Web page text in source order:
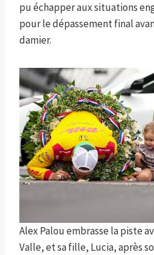
pu échapper aux situations
pour le dépassement final
damier.
Alex Palou embrasse la piste
Valle, et sa fille, Lucia, après